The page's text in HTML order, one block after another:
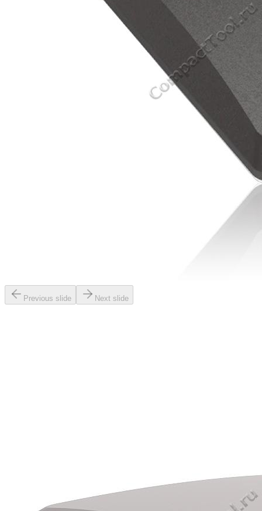
Previous slide Next slide